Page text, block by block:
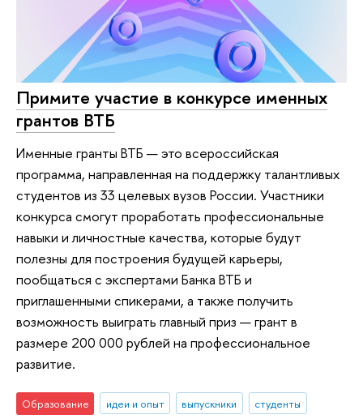
Примите участие в конкурсе именных
грантов ВТБ
Именные гранты ВТБ — это всероссийская
программа, направленная на поддержку талантливых
студентов из 33 целевых вузов России. Участники
конкурса смогут проработать профессиональные
навыки и личностные качества, которые будут
полезны для построения будущей карьеры,
пообщаться с экспертами Банка ВТБ и
приглашенными спикерами, а также получить
возможность выиграть главный приз — грант в
размере 200 000 рублей на профессиональное
развитие.
Образование идеи и опыт выпускники студенты